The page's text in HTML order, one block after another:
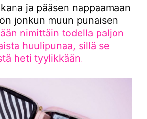
ja pääsen nappaamaan
jonkun muun punaisen
nimittäin todella paljon
huulipunaa, sillä se
heti tyylikkään.